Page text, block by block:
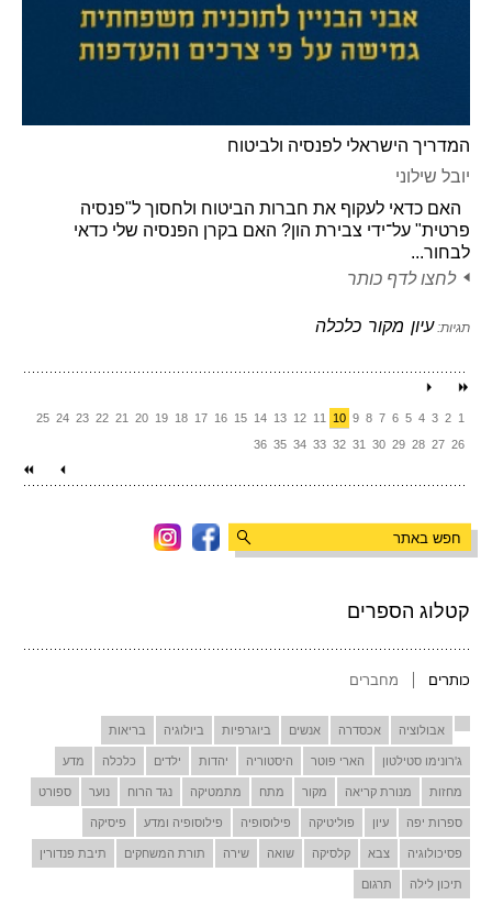
קטלוג הספרים
כותרים מחברים
אבולוציה אכסדרה אנשים ביוגרפיות ביולוגיה בריאות
ג'רונימו סטילטון הארי פוטר היסטוריה יהדות ילדים כלכלה מדע
מחזות מנורת קריאה מקור מתח מתמטיקה נגד הרוח נוער ספורט
ספרות יפה עיון פוליטיקה פילוסופיה פילוסופיה ומדע פיסיקה
פסיכולוגיה צבא קלסיקה שואה שירה תורת המשחקים תיבת פנדורין
תיכון לילה תרגום
המדריך הישראלי לפנסיה ולביטוח
יובל שילוני
האם כדאי לעקוף את חברות הביטוח ולחסוך ל"פנסיה
פרטית" על־ידי צבירת הון? האם בקרן הפנסיה שלי כדאי
לבחור...
לחצו לדף כותר
תגיות:עיון מקור כלכלה
1
2
3
4
5
6
7
8
9
10
11
12
13
14
15
16
17
18
19
20
21
22
23
24
25
26
27
28
29
30
31
32
33
34
35
36